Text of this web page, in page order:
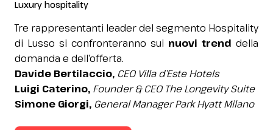
Luxury hospitality
Tre rappresentanti leader del segmento Hospitality
di Lusso si confronteranno sui nuovi trend della
domanda e dell’offerta.
Davide Bertilaccio, CEO Villa d’Este Hotels
Luigi Caterino, Founder & CEO The Longevity Suite
Simone Giorgi, General Manager Park Hyatt Milano